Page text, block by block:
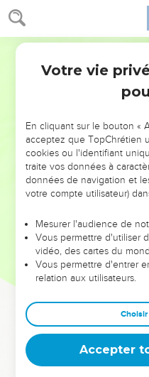
NE MANQUEZ
DE
ET SI LEURS ERREURS
leur foi ou leur vision. Mais
et les saisons difficiles qu'ils
sont elles
Dans cette conférence,
clés pour avancer avec
deviennent vos tremplins.
équipe, un groupe ou
Votre vie
En cliquant sur le bouton «
acceptez que TopChrétien
cookies ou l'identifiant
traite vos données à
données de navigation et
votre compte utilisateur)
Mesurer l'audience de
Vous permettre d'utiliser
vidéo, des cartes du
Vous permettre d'entrer
relation aux utilisateurs.
Accepter